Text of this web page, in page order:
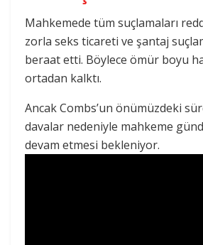
Mahkemede tüm suçlamaları
zorla seks ticareti ve şantaj
beraat etti. Böylece ömür boyu
ortadan kalktı.
Ancak Combs’un önümüzdeki
davalar nedeniyle mahkeme
devam etmesi bekleniyor.